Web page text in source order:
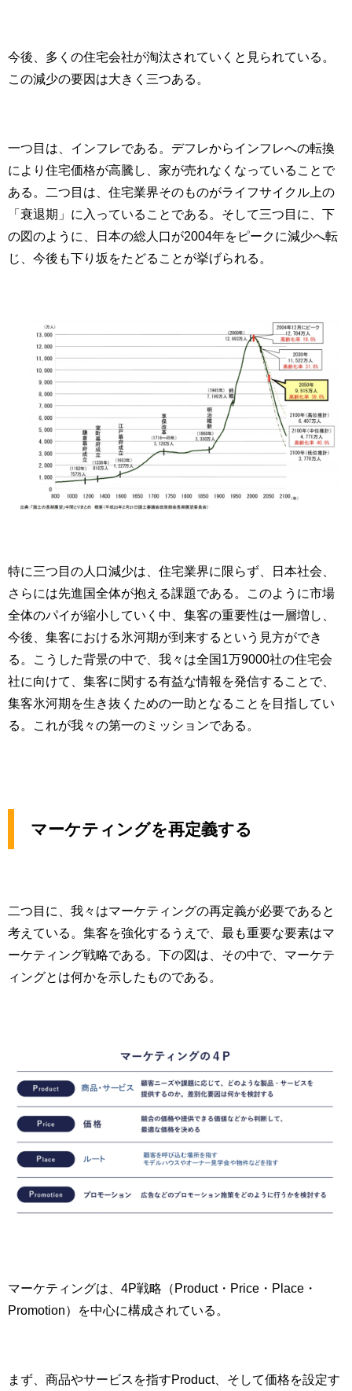
今後、多くの住宅会社が淘汰されていくと見られている。
この減少の要因は大きく三つある。
一つ目は、インフレである。デフレからインフレへの転換
により住宅価格が高騰し、家が売れなくなっていることで
ある。二つ目は、住宅業界そのものがライフサイクル上の
「衰退期」に入っていることである。そして三つ目に、下
の図のように、日本の総人口が2004年をピークに減少へ転
じ、今後も下り坂をたどることが挙げられる。
特に三つ目の人口減少は、住宅業界に限らず、日本社会、
さらには先進国全体が抱える課題である。このように市場
全体のパイが縮小していく中、集客の重要性は一層増し、
今後、集客における氷河期が到来するという見方ができ
る。こうした背景の中で、我々は全国1万9000社の住宅会
社に向けて、集客に関する有益な情報を発信することで、
集客氷河期を生き抜くための一助となることを目指してい
る。これが我々の第一のミッションである。
マーケティングを再定義する
二つ目に、我々はマーケティングの再定義が必要であると
考えている。集客を強化するうえで、最も重要な要素はマ
ーケティング戦略である。下の図は、その中で、マーケテ
ィングとは何かを示したものである。
マーケティングは、4P戦略（Product・Price・Place・
Promotion）を中心に構成されている。
まず、商品やサービスを指すProduct、そして価格を設定す